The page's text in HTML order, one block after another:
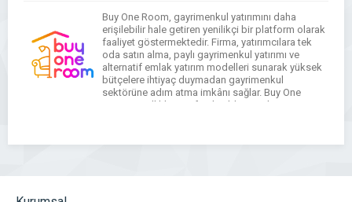
Buy One Room, gayrimenkul yatırımını daha
erişilebilir hale getiren yenilikçi bir platform olarak
faaliyet göstermektedir. Firma, yatırımcılara tek
oda satın alma, paylı gayrimenkul yatırımı ve
alternatif emlak yatırım modelleri sunarak yüksek
bütçelere ihtiyaç duymadan gayrimenkul
sektörüne adım atma imkânı sağlar. Buy One
Room, özellikle pasif gelir elde etmek isteyen